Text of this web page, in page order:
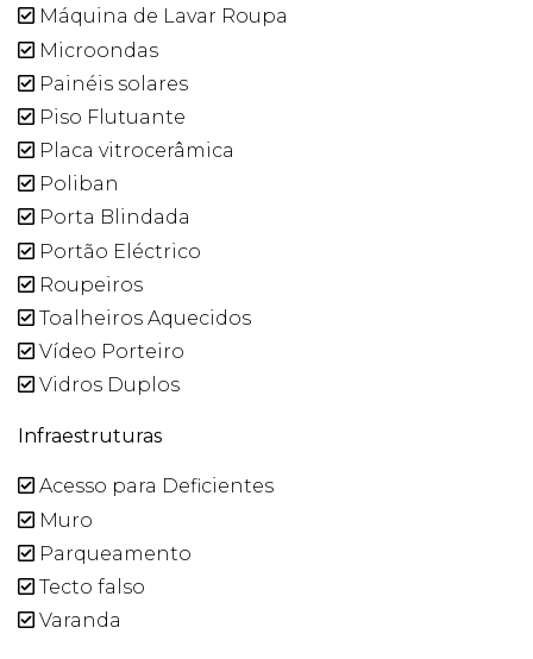
Máquina de Lavar Roupa
Microondas
Painéis solares
Piso Flutuante
Placa vitrocerâmica
Poliban
Porta Blindada
Portão Eléctrico
Roupeiros
Toalheiros Aquecidos
Vídeo Porteiro
Vidros Duplos
Infraestruturas
Acesso para Deficientes
Muro
Parqueamento
Tecto falso
Varanda